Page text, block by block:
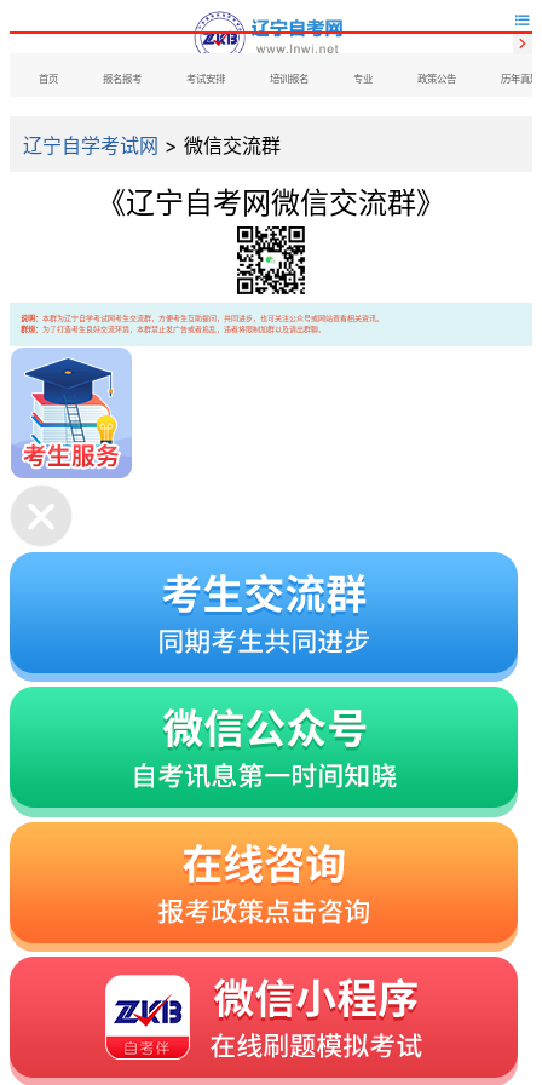

首页 报名报考 考试安排 培训报名 专业 政策公告 历年真题

辽宁自学考试网 > 微信交流群
《辽宁自考网微信交流群》
说明： 本群为辽宁自学考试网考生交流群，方便考生互助提问，共同进步，也可关注公众号或网站查看相关资讯。
群规： 为了打造考生良好交流环境，本群禁止发广告或者捣乱，违者将限制加群以及请出群聊。